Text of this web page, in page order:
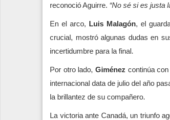
reconoció Aguirre. “No sé si es justa
En el arco, Luis Malagón, el
crucial, mostró algunas dudas en
incertidumbre para la final.
Por otro lado, Giménez continúa
internacional data de julio del año
la brillantez de su compañero.
La victoria ante Canadá, un triunfo